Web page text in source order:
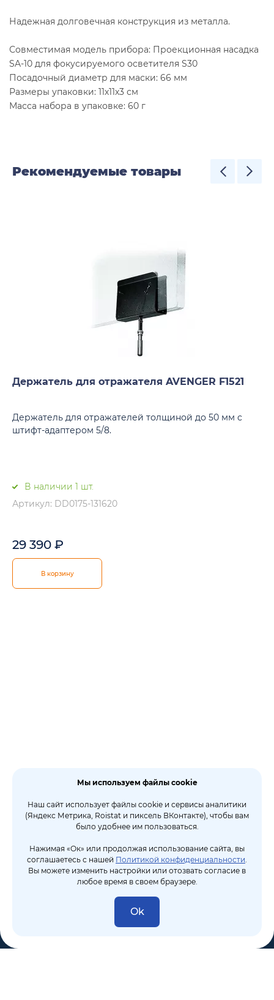
Надежная долговечная конструкция из металла.
Совместимая модель прибора: Проекционная насадка
SA-10 для фокусируемого осветителя S30
Посадочный диаметр для маски: 66 мм
Размеры упаковки: 11х11х3 см
Масса набора в упаковке: 60 г
Рекомендуемые товары
Держатель для отражателя AVENGER F1521
Держатель для отражателей толщиной до 50 мм с
штифт-адаптером 5/8.
В наличии 1 шт.
Артикул: DD0175-131620
29 390 ₽
В корзину
Мы используем файлы cookie
Наш сайт использует файлы cookie и сервисы аналитики
(Яндекс Метрика, Roistat и пиксель ВКонтакте), чтобы вам
было удобнее им пользоваться.
Нажимая «Ок» или продолжая использование сайта, вы
соглашаетесь с нашей Политикой конфиденциальности.
Вы можете изменить настройки или отозвать согласие в
любое время в своем браузере.
Ok